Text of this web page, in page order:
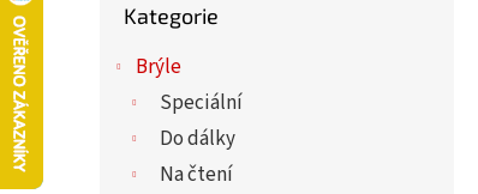
kategorie
Kategorie
Brýle
Speciální
Do dálky
Na čtení